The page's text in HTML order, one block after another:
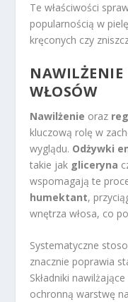
Te właściwości
popularnością w
kręconych czy
NAWILŻENIE
WŁOSÓW
Nawilżenie oraz
kluczową rolę w
wyglądu. Odżywki
takie jak gliceryna
wspomagają te
humektant,
wnętrza włosa, co
Systematyczne
znacznie poprawia
Składniki
ochronną warstwę